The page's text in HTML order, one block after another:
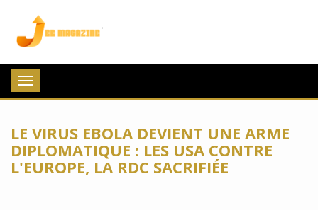
Toggle
navigation
LE VIRUS EBOLA DEVIENT UNE ARME
DIPLOMATIQUE : LES USA CONTRE
L'EUROPE, LA RDC SACRIFIÉE